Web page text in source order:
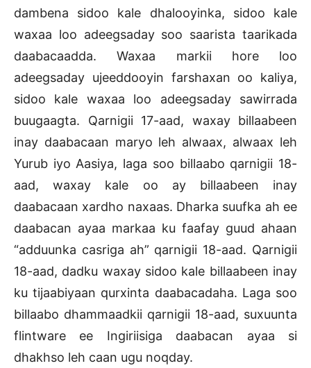
dambena sidoo kale dhalooyinka, sidoo kale
waxaa loo adeegsaday soo saarista taarikada
daabacaadda. Waxaa markii hore loo
adeegsaday ujeeddooyin farshaxan oo kaliya,
sidoo kale waxaa loo adeegsaday sawirrada
buugaagta. Qarnigii 17-aad, waxay billaabeen
inay daabacaan maryo leh alwaax, alwaax leh
Yurub iyo Aasiya, laga soo billaabo qarnigii 18-
aad, waxay kale oo ay billaabeen inay
daabacaan xardho naxaas. Dharka suufka ah ee
daabacan ayaa markaa ku faafay guud ahaan
“adduunka casriga ah” qarnigii 18-aad. Qarnigii
18-aad, dadku waxay sidoo kale billaabeen inay
ku tijaabiyaan qurxinta daabacadaha. Laga soo
billaabo dhammaadkii qarnigii 18-aad, suxuunta
flintware ee Ingiriisiga daabacan ayaa si
dhakhso leh caan ugu noqday.